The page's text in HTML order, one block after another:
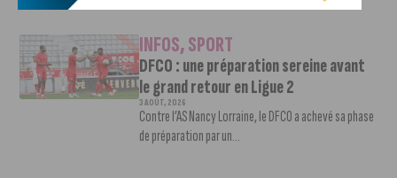
INFOS,SPORT
DFCO : une préparation sereine avant
le grand retour en Ligue 2
3 AOÛT, 2026
Contre l’AS Nancy Lorraine, le DFCO a achevé sa phase
de préparation par un...